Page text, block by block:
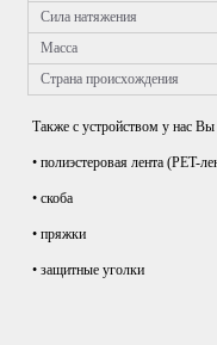
Сила натяжения
Масса
Страна происхождения
Также с устройством у нас
• полиэстеровая лента (PET-
• скоба
• пряжки
• защитные уголки